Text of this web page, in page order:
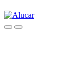
HaeMenu